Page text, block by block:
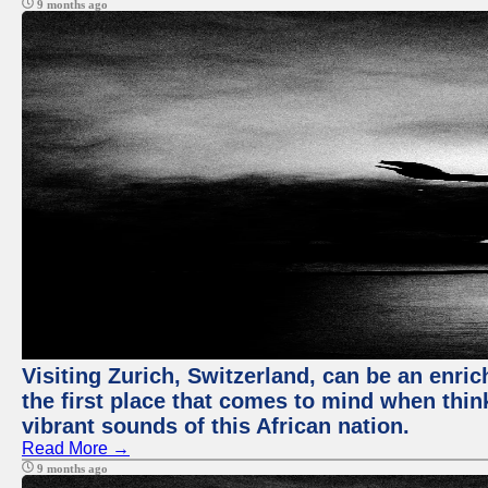
9 months ago
Visiting Zurich, Switzerland, can be an
the first place that comes to mind when
vibrant sounds of this African nation.
Read More →
9 months ago